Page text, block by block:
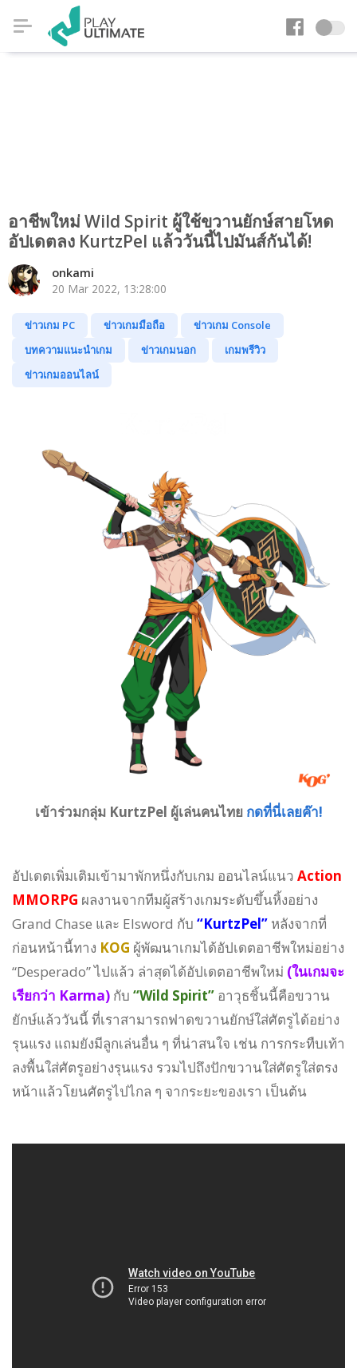
อาชีพใหม่ Wild Spirit ผู้ใช้ขวานยักษ์สายโหด
อัปเดตลง KurtzPel แล้ววันนี้ไปมันส์กันได้!
onkami
20 Mar 2022, 13:28:00
ข่าวเกม PC ข่าวเกมมือถือ
ข่าวเกม Console
บทความแนะนำเกม
ข่าวเกมนอก
เกมพรีวิว
ข่าวเกมออนไลน์
เข้าร่วมกลุ่ม KurtzPel ผู้เล่นคนไทย กดที่นี่เลยค๊า!
อัปเดตเพิ่มเติมเข้ามาพักหนึ่งกับเกม ออนไลน์แนว Action
MMORPG ผลงานจากทีมผู้สร้างเกมระดับขึ้นหิ้งอย่าง
Grand Chase และ Elsword กับ “KurtzPel” หลังจากที่
ก่อนหน้านี้ทาง KOG ผู้พัฒนาเกมได้อัปเดตอาชีพใหม่อย่าง
“Desperado” ไปแล้ว ล่าสุดได้อัปเดตอาชีพใหม่ (ในเกมจะ
เรียกว่า Karma) กับ “Wild Spirit” อาวุธชิ้นนี้คือขวาน
ยักษ์แล้ววันนี้ ที่เราสามารถฟาดขวานยักษ์ใส่ศัตรูได้อย่าง
รุนแรง แถมยังมีลูกเล่นอื่น ๆ ที่น่าสนใจ เช่น การกระทืบเท้า
ลงพื้นใส่ศัตรูอย่างรุนแรง รวมไปถึงปักขวานใส่ศัตรูใส่ตรง
หน้าแล้วโยนศัตรูไปไกล ๆ จากระยะของเรา เป็นต้น